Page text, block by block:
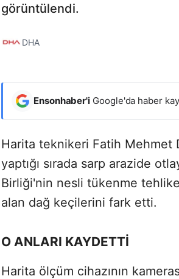
görüntülendi.
DHA
Ensonhaber'i Google'da haber
Harita teknikeri Fatih Mehmet
yaptığı sırada sarp arazide
Birliği'nin nesli tükenme
alan dağ keçilerini fark etti.
O ANLARI KAYDETTİ
Harita ölçüm cihazının